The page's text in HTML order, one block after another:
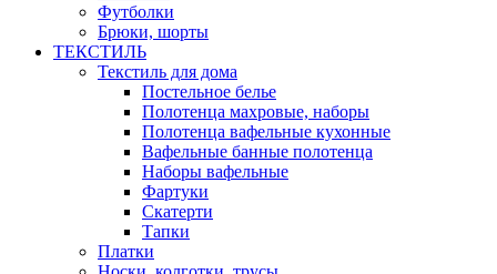
Футболки
Брюки, шорты
ТЕКСТИЛЬ
Текстиль для дома
Постельное белье
Полотенца махровые, наборы
Полотенца вафельные кухонные
Вафельные банные полотенца
Наборы вафельные
Фартуки
Скатерти
Тапки
Платки